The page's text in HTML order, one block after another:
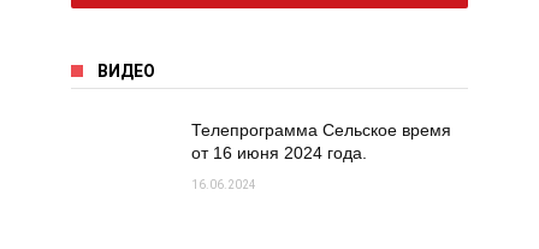
ВИДЕО
Телепрограмма Сельское время
от 16 июня 2024 года.
16.06.2024